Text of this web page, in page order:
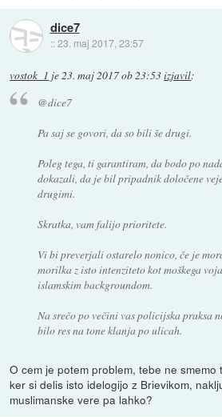
dice7
::23. maj 2017, 23:57
vostok_1 je23. maj 2017 ob 23:53izjavil:
@dice7
Pa saj se govori, da so bili še drugi.
Poleg tega, ti garantiram, da bodo po
dokazali, da je bil pripadnik določene
drugimi.
Skratka, vam falijo prioritete.
Vi bi preverjali ostarelo nonico, če je
morilka z isto intenziteto kot moškega
islamskim backgroundom.
Na srečo po večini vas policijska praksa
bilo res na tone klanja po ulicah.
O cem je potem problem, tebe ne
ker si delis isto idelogijo z Brievikom,
muslimanske vere pa lahko?